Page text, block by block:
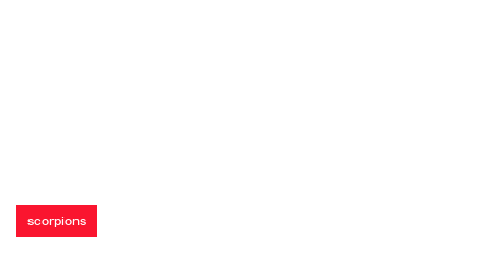
scorpions